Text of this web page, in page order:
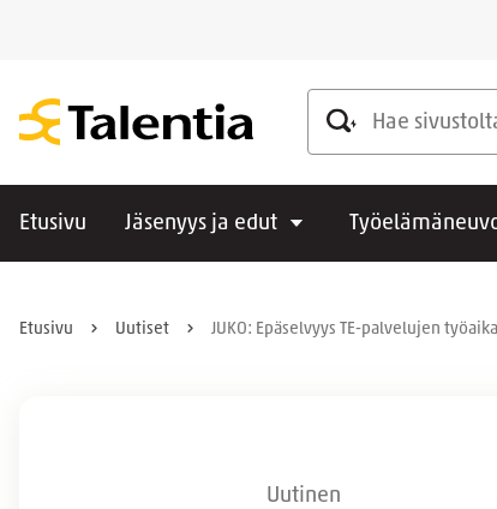
Hae sivustolta
Etusivu Jäsenyys ja edut
Etusivu Uutiset JUKO: Epäselvyys TE-palvelujen
Uutinen